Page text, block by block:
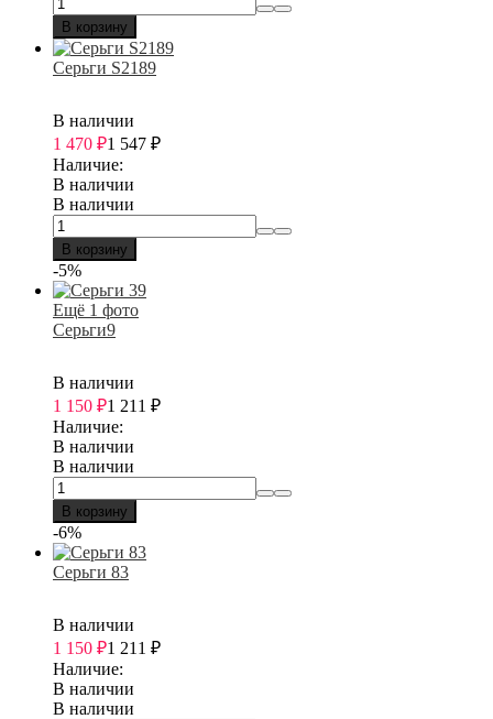
В корзину
Серьги S2189
В наличии
1 470 ₽1 547 ₽
Наличие:
В наличии
В наличии
В корзину
-5%
Ещё 1 фото
Серьги9
В наличии
1 150 ₽1 211 ₽
Наличие:
В наличии
В наличии
В корзину
-6%
Серьги 83
В наличии
1 150 ₽1 211 ₽
Наличие:
В наличии
В наличии